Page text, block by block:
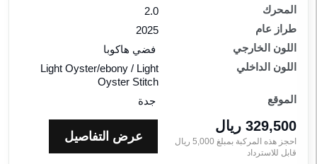
المحرك
2.0
طراز عام
2025
اللون الخارجي
فضي هاكوبا
اللون الداخلي
Light Oyster/ebony / Light
Oyster Stitch
الموقع
جدة
329,500 ريال‎
احجز هذه المركبة بمبلغ 5,000 ريال‎
قابل للاسترداد
عرض التفاصيل
طراز